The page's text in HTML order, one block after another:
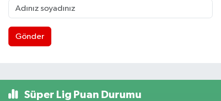
Gönder
Süper Lig Puan Durumu